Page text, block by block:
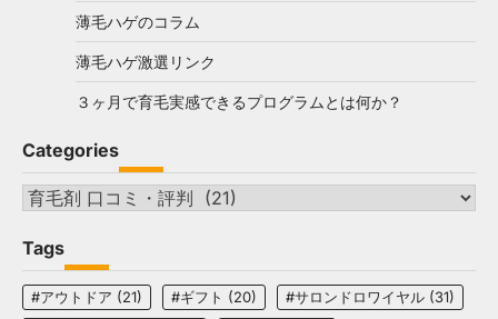
薄毛ハゲのコラム
薄毛ハゲ激選リンク
３ヶ月で育毛実感できるプログラムとは何か？
Categories
Categories
Tags
#アウトドア (21) #ギフト (20) #サロンドロワイヤル (31)